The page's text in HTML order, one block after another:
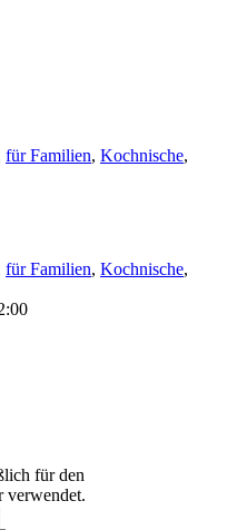
für Familien, Kochnische,
für Familien, Kochnische,
für den